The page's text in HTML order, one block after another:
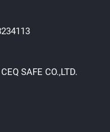
SAFE CO.,LTD.